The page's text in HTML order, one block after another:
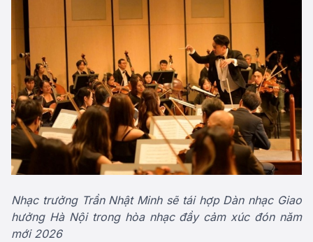
Nhạc trưởng Trần Nhật Minh sẽ tái hợp Dàn nhạc Giao
hưởng Hà Nội trong hòa nhạc đầy cảm xúc đón năm
mới 2026